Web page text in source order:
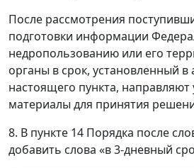
После рассмотрения
подготовки информации
недропользованию или его
органы в срок, установленный
настоящего пункта, направляют
материалы для принятия
8. В пункте 14 Порядка после
добавить слова «в 3-дневный